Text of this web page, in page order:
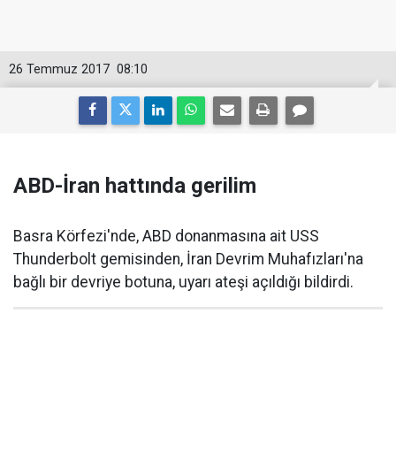
08:10
26 Temmuz 2017
ABD-İran hattında gerilim
Basra Körfezi'nde, ABD donanmasına ait USS
Thunderbolt gemisinden, İran Devrim Muhafızları'na
bağlı bir devriye botuna, uyarı ateşi açıldığı bildirdi.